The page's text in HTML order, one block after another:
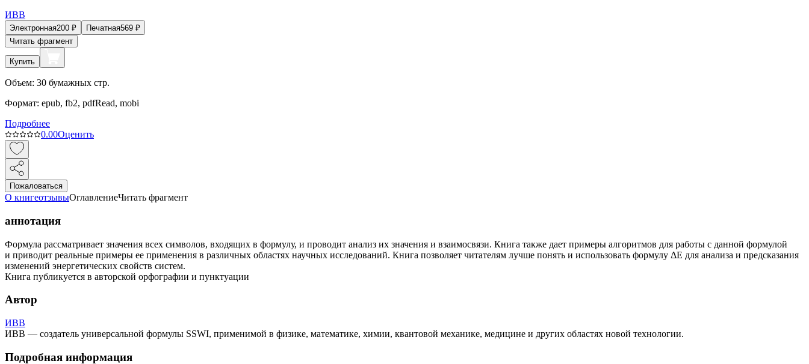
ИВВ
Электронная200 ₽ Печатная569 ₽
Читать фрагмент
Купить
Объем: 30 бумажных стр.
Формат: epub, fb2, pdfRead, mobi
Подробнее
0.00Оценить
Пожаловаться
О книгеотзывыОглавлениеЧитать фрагмент
аннотация
Формула рассматривает значения всех символов, входящих в формулу, и проводит анализ их значения и взаимосвязи. Книга также дает примеры алгоритмов для работы с данной формулой
и приводит реальные примеры ее применения в различных областях научных исследований. Книга позволяет читателям лучше понять и использовать формулу ΔE для анализа и предсказания
изменений энергетических свойств систем.
Книга публикуется в авторской орфографии и пунктуации
Автор
ИВВ
ИВВ — создатель универсальной формулы SSWI, применимой в физике, математике, химии, квантовой механике, медицине и других областях новой технологии.
Подробная информация